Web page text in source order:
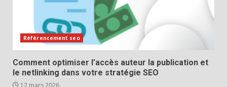
Référencement seo
Comment optimiser l’accès auteur la publication et
le netlinking dans votre stratégie SEO